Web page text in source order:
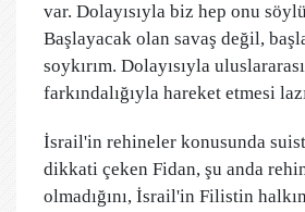
var. Dolayısıyla biz hep onu
Başlayacak olan savaş değil,
soykırım. Dolayısıyla
farkındalığıyla hareket etmesi
İsrail'in rehineler konusunda
dikkati çeken Fidan, şu anda
olmadığını, İsrail'in Filistin